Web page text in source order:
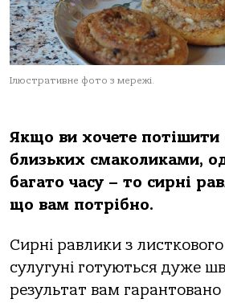
Ілюстративне фото з мережі.
Якщо ви хочете потішити
близьких смаколиками,
багато часу – то сирні
що вам потрібно.
Сирні равлики з листкового
сулугуні готуються дуже
результат вам